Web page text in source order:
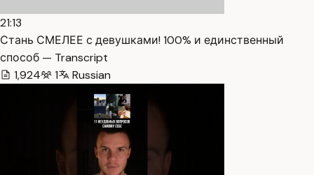
21:13
Стань СМЕЛЕЕ с девушками! 100% и единственный
способ — Transcript
1,924
1 Russian